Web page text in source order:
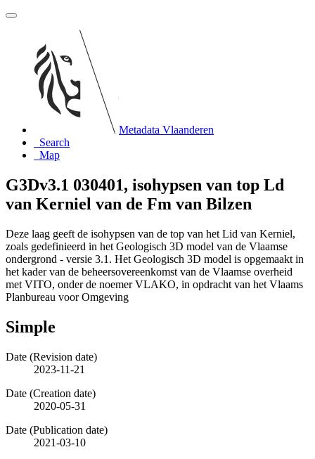
Metadata Vlaanderen
Search
Map
G3Dv3.1 030401, isohypsen van top Ld
van Kerniel van de Fm van Bilzen
Deze laag geeft de isohypsen van de top van het Lid van Kerniel,
zoals gedefinieerd in het Geologisch 3D model van de Vlaamse
ondergrond - versie 3.1. Het Geologisch 3D model is opgemaakt in
het kader van de beheersovereenkomst van de Vlaamse overheid
met VITO, onder de noemer VLAKO, in opdracht van het Vlaams
Planbureau voor Omgeving
Simple
Date (Revision date)
2023-11-21
Date (Creation date)
2020-05-31
Date (Publication date)
2021-03-10